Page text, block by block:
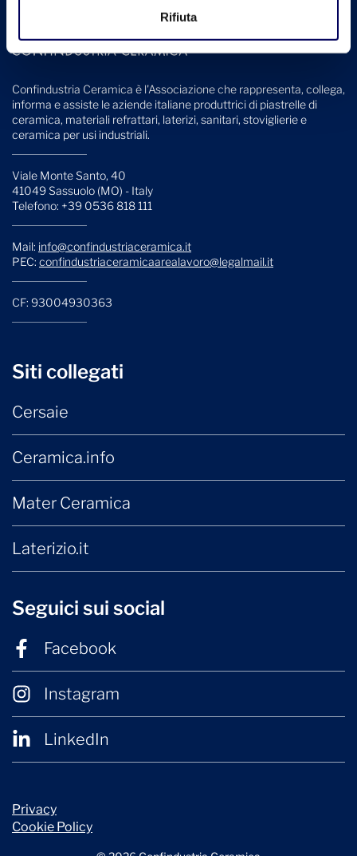
Rifiuta
Confindustria Ceramica è l'Associazione che rappresenta, collega,
informa e assiste le aziende italiane produttrici di piastrelle di
ceramica, materiali refrattari, laterizi, sanitari, stoviglierie e
ceramica per usi industriali.
Viale Monte Santo, 40
41049 Sassuolo (MO) - Italy
Telefono: +39 0536 818 111
Mail: info@confindustriaceramica.it
PEC: confindustriaceramicaarealavoro@legalmail.it
CF: 93004930363
Siti collegati
Cersaie
Ceramica.info
Mater Ceramica
Laterizio.it
Seguici sui social
Facebook
Instagram
LinkedIn
Privacy
Cookie Policy